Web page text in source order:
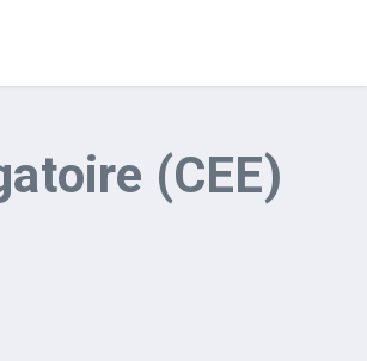
(CEE)